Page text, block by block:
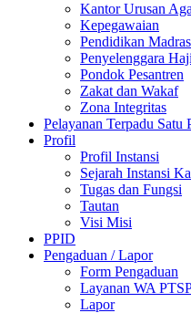
Kantor Urusan
Kepegawaian
Pendidikan
Penyelenggara
Pondok Pesantren
Zakat dan Wakaf
Zona Integritas
Pelayanan Terpadu Satu
Profil
Profil Instansi
Sejarah Instansi
Tugas dan Fungsi
Tautan
Visi Misi
PPID
Pengaduan / Lapor
Form Pengaduan
Layanan WA
Lapor